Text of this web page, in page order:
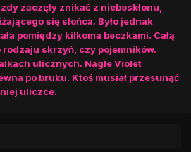
zaczęły znikać z nieboskłonu,
się słońca. Było jednak
pomiędzy kilkoma beczkami. Całą
rodzaju skrzyń, czy pojemników.
ulicznych. Nagle Violet
po bruku. Ktoś musiał przesunąć
uliczce.